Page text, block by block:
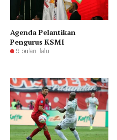
Agenda Pelantikan
Pengurus KSMI
9 bulan lalu